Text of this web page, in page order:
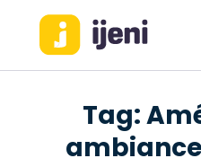
Tag:
ACCUEIL
BLOG